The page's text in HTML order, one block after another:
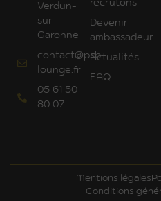
Verdun-
sur-
Garonne
contact@psb-
lounge.fr
05 61 50
80 07
recrutons
Devenir
ambassadeur
Actualités
FAQ
Mentions légales
Conditions